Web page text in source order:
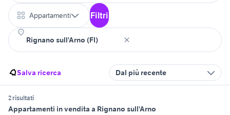
Appartamenti Filtri
Salva ricerca Dal più recente
2 risultati
Appartamenti in vendita a Rignano sull'Arno